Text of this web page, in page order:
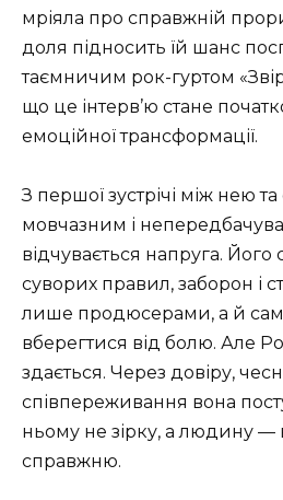
мріяла про справжній
доля підносить їй шанс
таємничим рок-гуртом
що це інтерв’ю стане
емоційної трансформації.
З першої зустрічі між нею
мовчазним і
відчувається напруга. Його
суворих правил, заборон і
лише продюсерами, а й
вберегтися від болю. Але
здається. Через довіру,
співпереживання вона
ньому не зірку, а людину —
справжню.